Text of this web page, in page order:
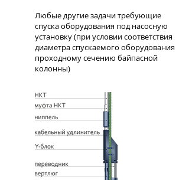
Любые другие задачи требующие
спуска оборудования под насосную
установку (при условии соответствия
диаметра спускаемого оборудования
проходному сечению байпасной
колонны)